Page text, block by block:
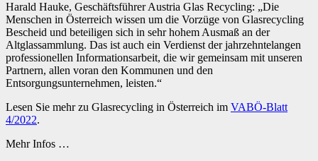
Harald Hauke, Geschäftsführer Austria Glas Recycling: „Die
Menschen in Österreich wissen um die Vorzüge von Glasrecycling
Bescheid und beteiligen sich in sehr hohem Ausmaß an der
Altglassammlung. Das ist auch ein Verdienst der jahrzehntelangen
professionellen Informationsarbeit, die wir gemeinsam mit unseren
Partnern, allen voran den Kommunen und den
Entsorgungsunternehmen, leisten.“
Lesen Sie mehr zu Glasrecycling in Österreich im VABÖ-Blatt
4/2022.
Mehr Infos …